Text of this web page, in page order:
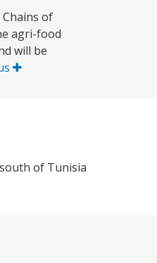
of
agri-food
will be
of Tunisia